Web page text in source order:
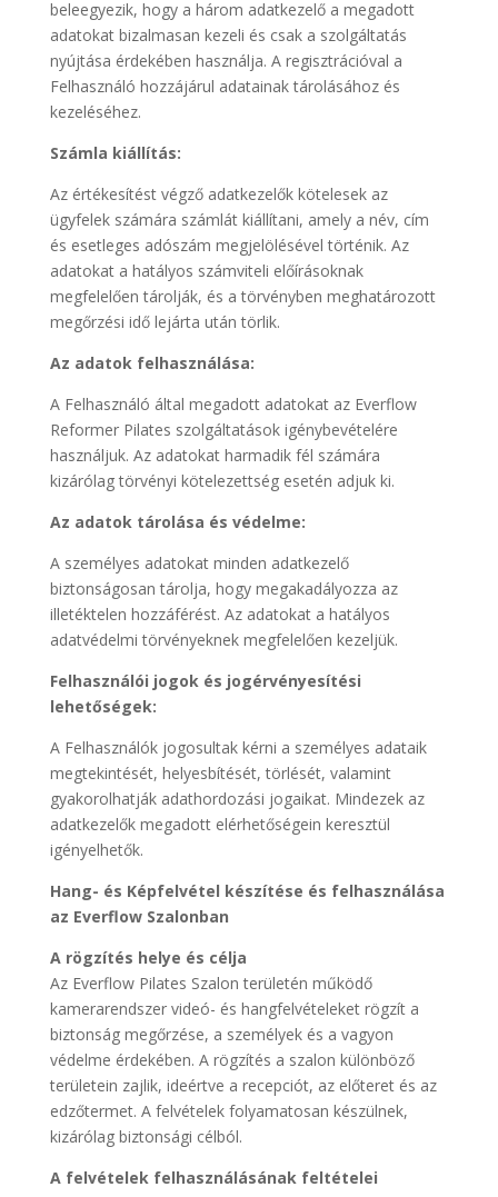
beleegyezik, hogy a három adatkezelő a megadott
adatokat bizalmasan kezeli és csak a szolgáltatás
nyújtása érdekében használja. A regisztrációval a
Felhasználó hozzájárul adatainak tárolásához és
kezeléséhez.
Számla kiállítás:
Az értékesítést végző adatkezelők kötelesek az
ügyfelek számára számlát kiállítani, amely a név, cím
és esetleges adószám megjelölésével történik. Az
adatokat a hatályos számviteli előírásoknak
megfelelően tárolják, és a törvényben meghatározott
megőrzési idő lejárta után törlik.
Az adatok felhasználása:
A Felhasználó által megadott adatokat az Everflow
Reformer Pilates szolgáltatások igénybevételére
használjuk. Az adatokat harmadik fél számára
kizárólag törvényi kötelezettség esetén adjuk ki.
Az adatok tárolása és védelme:
A személyes adatokat minden adatkezelő
biztonságosan tárolja, hogy megakadályozza az
illetéktelen hozzáférést. Az adatokat a hatályos
adatvédelmi törvényeknek megfelelően kezeljük.
Felhasználói jogok és jogérvényesítési
lehetőségek:
A Felhasználók jogosultak kérni a személyes adataik
megtekintését, helyesbítését, törlését, valamint
gyakorolhatják adathordozási jogaikat. Mindezek az
adatkezelők megadott elérhetőségein keresztül
igényelhetők.
Hang- és Képfelvétel készítése és felhasználása
az Everflow Szalonban
A rögzítés helye és célja
Az Everflow Pilates Szalon területén működő
kamerarendszer videó- és hangfelvételeket rögzít a
biztonság megőrzése, a személyek és a vagyon
védelme érdekében. A rögzítés a szalon különböző
területein zajlik, ideértve a recepciót, az előteret és az
edzőtermet. A felvételek folyamatosan készülnek,
kizárólag biztonsági célból.
A felvételek felhasználásának feltételei